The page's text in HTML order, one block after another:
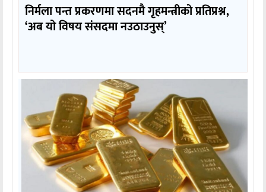
निर्मला पन्त प्रकरणमा सदनमै गृहमन्त्रीको प्रतिप्रश्न,
‘अब यो विषय संसदमा नउठाउनुस्’